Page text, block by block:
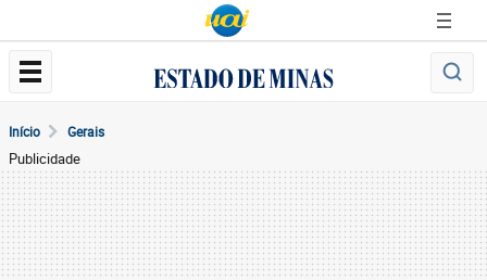
Início Gerais
Publicidade